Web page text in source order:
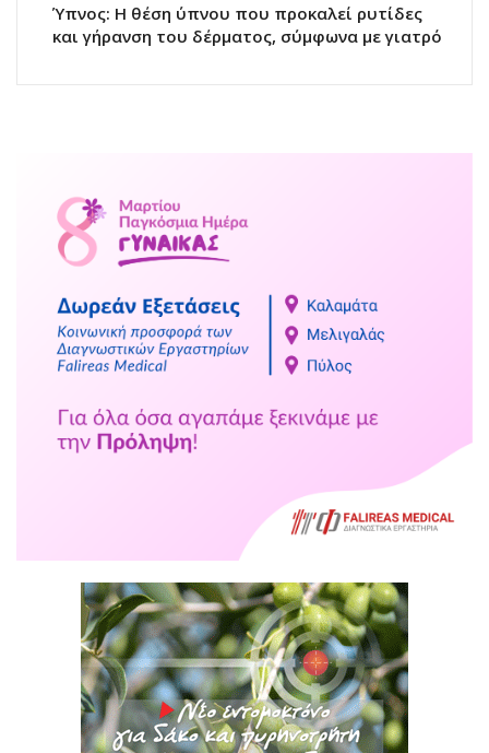
Ύπνος: Η θέση ύπνου που προκαλεί ρυτίδες
και γήρανση του δέρματος, σύμφωνα με γιατρό